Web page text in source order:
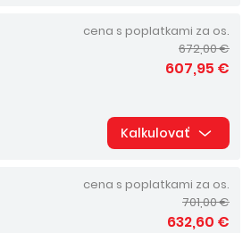
cena s poplatkami za os.
672,00 €
607,95 €
Kalkulovať
cena s poplatkami za os.
701,00 €
632,60 €